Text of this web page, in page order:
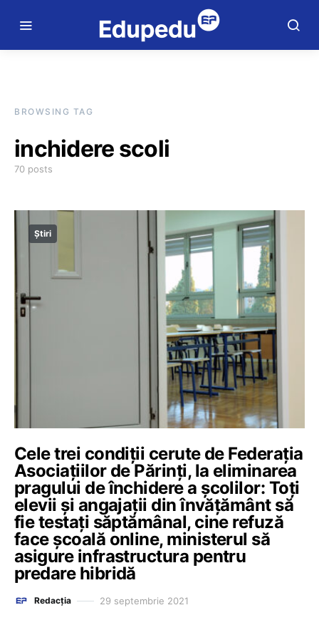
BROWSING TAG
inchidere scoli
70 posts
Știri
Cele trei condiții cerute de Federația
Asociațiilor de Părinți, la eliminarea
pragului de închidere a școlilor: Toți
elevii și angajații din învățământ să
fie testați săptămânal, cine refuză
face școală online, ministerul să
asigure infrastructura pentru
predare hibridă
Redacția 29 septembrie 2021